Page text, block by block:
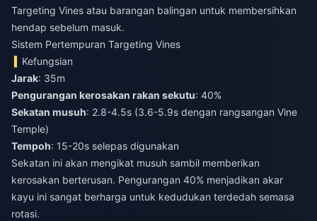
Targeting Vines atau barangan balingan untuk membersihkan
hendap sebelum masuk.
Sistem Pertempuran Targeting Vines
Kefungsian
Jarak: 35m
Pengurangan kerosakan rakan sekutu: 40%
Sekatan musuh: 2.8-4.5s (3.6-5.9s dengan rangsangan Vine
Temple)
Tempoh: 15-20s selepas digunakan
Sekatan ini akan mengikat musuh sambil memberikan
kerosakan berterusan. Pengurangan 40% menjadikan akar
kayu ini sangat berharga untuk kedudukan terdedah semasa
rotasi.